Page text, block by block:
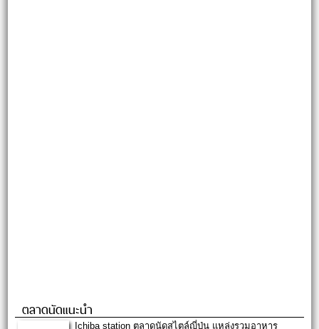
ตลาดนัดแนะนำ
Ichiba station ตลาดนัดสไตล์ญี่ปุ่น แหล่งรวมอาหาร